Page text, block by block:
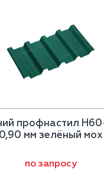
профнастил
0,90 мм зелёный мох
по запросу